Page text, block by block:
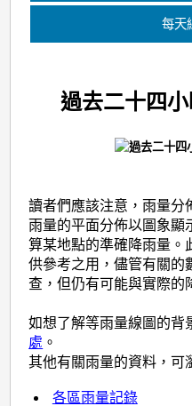
每天
過去二十四
讀者們應該注意，雨量分
雨量的平面分佈以圖象顯
算某地點的準確降雨量。
供參考之用，儘管有關的
查，但仍有可能與實際的
如想了解等雨量線圖的背
處 。
其他有關雨量的資料，可
各區雨量記錄